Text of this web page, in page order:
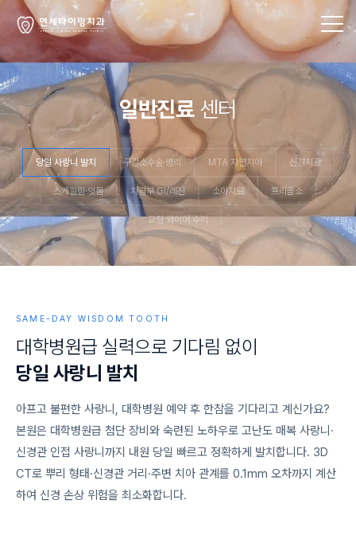
일반진료센터
당일 사랑니 발치 구강소수술·병리 MTA 자연치아 신경치료
스케일링·잇몸 치경부 GI/레진 소아치료 프리올소
교정 와이어 수리
SAME-DAY WISDOM TOOTH
대학병원급 실력으로 기 다림 없이
당일 사랑니 발치
아프고 불편한 사랑니, 대학병원 예약 후 한참을 기다리고 계신가요?
본원은 대학병원급 첨단 장비와 숙련된 노하우로 고난도 매복 사랑니·
신경관 인접 사랑니까지 내원 당일 빠르고 정확하게 발치합니다. 3D
CT로 뿌리 형태·신경관 거리·주변 치아 관계를 0.1mm 오차까지 계산
하여 신경 손상 위험을 최소화합니다.